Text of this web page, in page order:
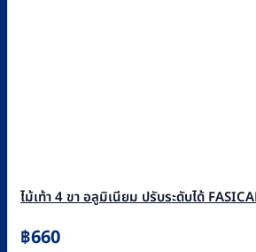
ไม้เท้า 4 ขา อลูมิเนียม ปรับระดับได้
฿660